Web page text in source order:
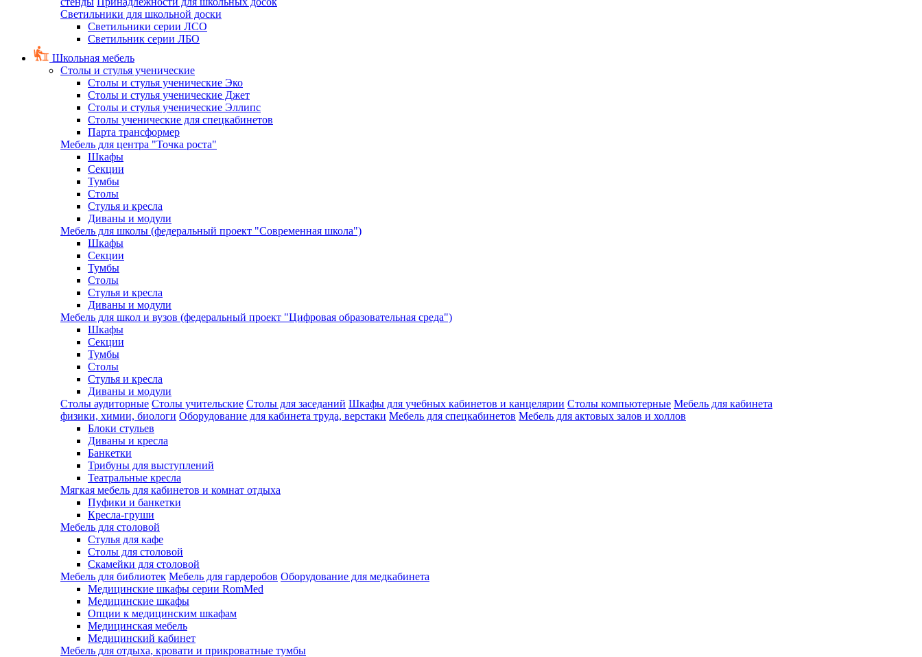
Светильники для школьной доски
Светильники серии ЛСО
Светильник серии ЛБО
Школьная мебель
Столы и стулья ученические
Столы и стулья ученические Эко
Столы и стулья ученические Джет
Столы и стулья ученические Эллипс
Столы ученические для спецкабинетов
Парта трансформер
Мебель для центра "Точка роста"
Шкафы
Секции
Тумбы
Столы
Стулья и кресла
Диваны и модули
Мебель для школы (федеральный проект "Современная школа")
Шкафы
Секции
Тумбы
Столы
Стулья и кресла
Диваны и модули
Мебель для школ и вузов (федеральный проект "Цифровая образовательная среда")
Шкафы
Секции
Тумбы
Столы
Стулья и кресла
Диваны и модули
Столы аудиторные Столы учительские Столы для заседаний Шкафы для учебных кабинетов и канцелярии Столы компьютерные Мебель для кабинета
физики, химии, биологи Оборудование для кабинета труда, верстаки Мебель для спецкабинетов Мебель для актовых залов и холлов
Блоки стульев
Диваны и кресла
Банкетки
Трибуны для выступлений
Театральные кресла
Мягкая мебель для кабинетов и комнат отдыха
Пуфики и банкетки
Кресла-груши
Мебель для столовой
Cтулья для кафе
Cтолы для столовой
Скамейки для столовой
Мебель для библиотек Мебель для гардеробов Оборудование для медкабинета
Медицинские шкафы серии RomMed
Медицинские шкафы
Опции к медицинским шкафам
Медицинская мебель
Медицинский кабинет
Мебель для отдыха, кровати и прикроватные тумбы